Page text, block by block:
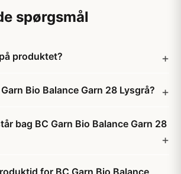
spørgsmål
produktet?
Bio Balance Garn 28 Lysgrå?
bag BC Garn Bio Balance Garn 28
for BC Garn Bio Balance